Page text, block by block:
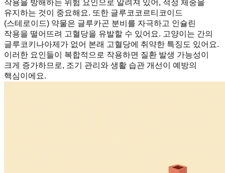
작용을 방해하는 위험 요인으로 알려져 있어, 적정 체중을
유지하는 것이 중요해요. 또한 글루코코르티코이드
(스테로이드) 약물은 글루카곤 분비를 자극하고 인슐린
작용을 떨어뜨려 고혈당을 유발할 수 있어요. 고양이는 간의
글루코키나아제가 없어 본래 고혈당에 취약한 특징도 있어요.
이러한 요인들이 복합적으로 작용하면 질환 발생 가능성이
크게 증가하므로, 조기 관리와 생활 습관 개선이 예방의
핵심이에요.